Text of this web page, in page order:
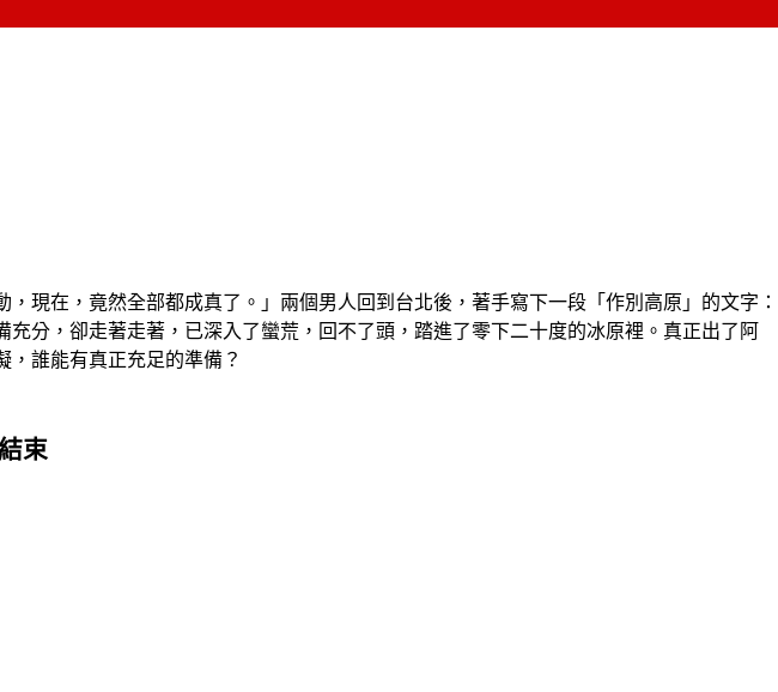
現在，竟然全部都成真了。」兩個男人回到台北後，著手寫下一段「作別高原」的文字：
分，卻走著走著，已深入了蠻荒，回不了頭，踏進了零下二十度的冰原裡。真正出了阿
，誰能有真正充足的準備？
束